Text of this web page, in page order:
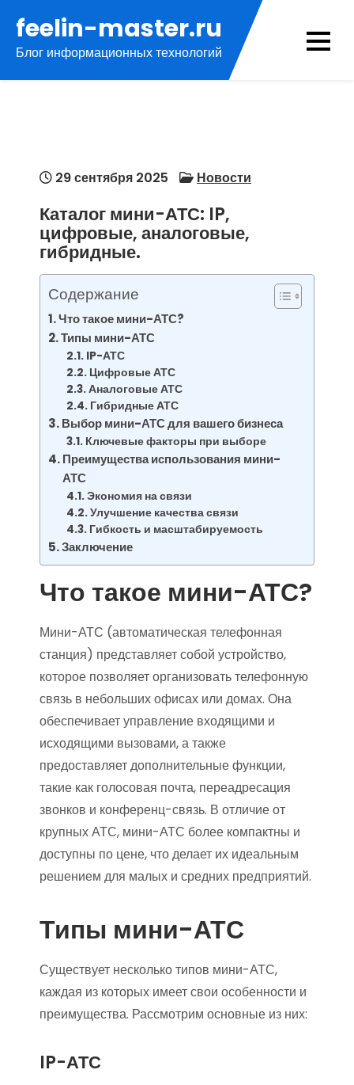
содержимому
feelin-master.ru
Блог информационных технологий
29 сентября 2025 Новости
Каталог мини-АТС: IP,
цифровые, аналоговые,
гибридные.
Содержание
Что такое мини-АТС?
Типы мини-АТС
IP-АТС
Цифровые АТС
Аналоговые АТС
Гибридные АТС
Выбор мини-АТС для вашего бизнеса
Ключевые факторы при выборе
Преимущества использования мини-
АТС
Экономия на связи
Улучшение качества связи
Гибкость и масштабируемость
Заключение
Что такое мини-АТС?
Мини-АТС (автоматическая телефонная
станция) представляет собой устройство,
которое позволяет организовать телефонную
связь в небольших офисах или домах. Она
обеспечивает управление входящими и
исходящими вызовами, а также
предоставляет дополнительные функции,
такие как голосовая почта, переадресация
звонков и конференц-связь. В отличие от
крупных АТС, мини-АТС более компактны и
доступны по цене, что делает их идеальным
решением для малых и средних предприятий.
Типы мини-АТС
Существует несколько типов мини-АТС,
каждая из которых имеет свои особенности и
преимущества. Рассмотрим основные из них:
IP-АТС